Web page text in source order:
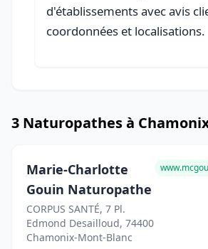
d'établissements avec avis
coordonnées et localisations.
3 Naturopathes à
Marie-Charlotte
Gouin Naturopathe
CORPUS SANTÉ, 7 Pl.
Edmond Desailloud, 74400
Chamonix-Mont-Blanc